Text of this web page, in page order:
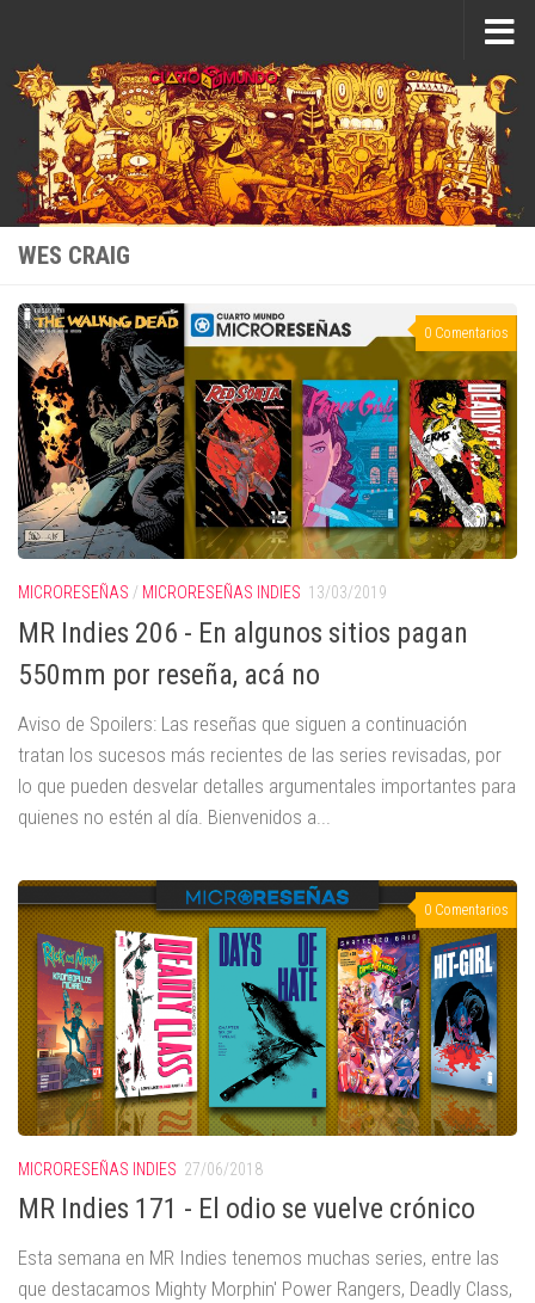
WES CRAIG
0 Comentarios
MICRORESEÑAS / MICRORESEÑAS INDIES 13/03/2019
MR Indies 206 - En algunos sitios pagan
550mm por reseña, acá no
Aviso de Spoilers: Las reseñas que siguen a continuación
tratan los sucesos más recientes de las series revisadas, por
lo que pueden desvelar detalles argumentales importantes para
quienes no estén al día. Bienvenidos a...
0 Comentarios
MICRORESEÑAS INDIES 27/06/2018
MR Indies 171 - El odio se vuelve crónico
Esta semana en MR Indies tenemos muchas series, entre las
que destacamos Mighty Morphin' Power Rangers, Deadly Class,